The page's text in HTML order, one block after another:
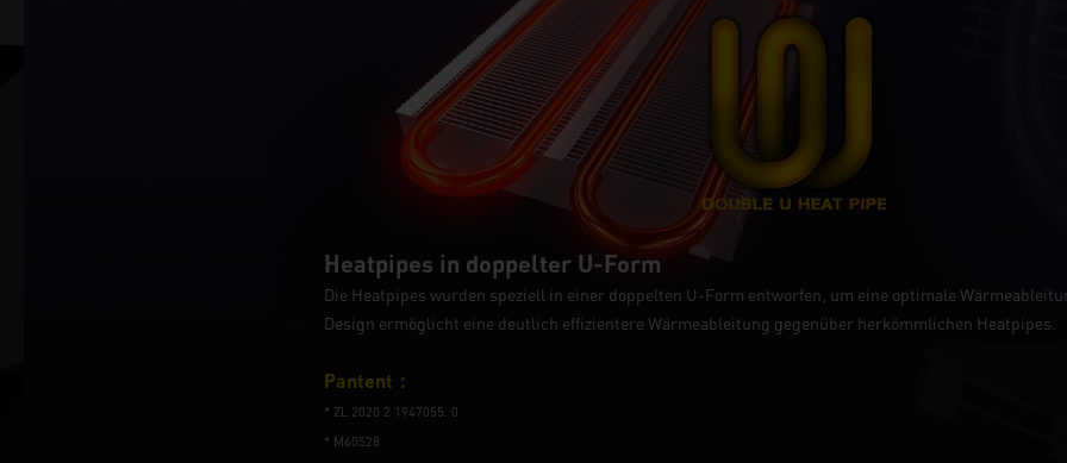
Heatpipes in doppelter U-Form
Die Heatpipes wurden speziell in einer doppelten U-Form entworfen, um eine optimale
Design ermöglicht eine deutlich effizientere Wärmeableitung gegenüber herkömmlichen Heatpipes.
Pantent：
* ZL 2020 2 1947055. 0
* M60528